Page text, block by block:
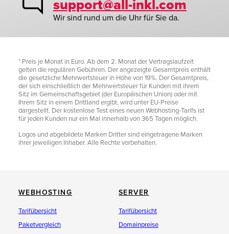
support@all-inkl.com
Wir sind rund um die Uhr für Sie da.
* Preis je Monat in Euro. Ab dem 2. Monat der Vertragslaufzeit
gelten die regulären Gebühren. Der angezeigte Gesamtpreis enthält
die gesetzliche Mehrwertsteuer in Höhe von 19%. Der Gesamtpreis,
der sich einschließlich der Mehrwertsteuer für Kunden mit ihrem
Sitz im Gemeinschaftsgebiet (der Europäischen Union) oder mit
Ihrem Sitz in einem Drittland ergibt, wird unter EU-Preise
dargestellt. Der kostenlose Test eines neuen Webhosting-Tarifs ist
für jeden Kunden nur ein Mal innerhalb von 365 Tagen möglich.
Logos und abgebildete Marken Dritter sind eingetragene Marken
ihrer jeweiligen Inhaber. Alle Rechte vorbehalten.
WEBHOSTING
Tarifübersicht
Paketvergleich
SERVER
Tarifübersicht
Domainpreise